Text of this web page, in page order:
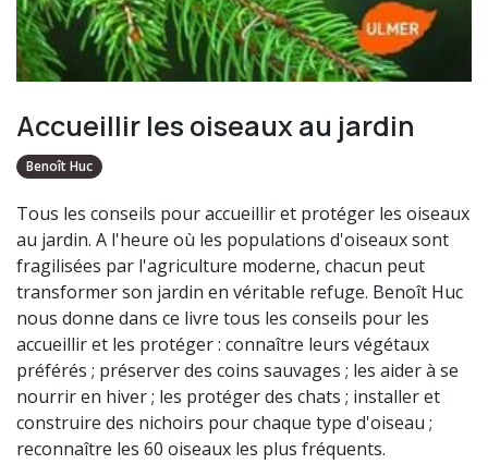
Accueillir les oiseaux au jardin
Benoît Huc
Tous les conseils pour accueillir et protéger les oiseaux
au jardin. A l'heure où les populations d'oiseaux sont
fragilisées par l'agriculture moderne, chacun peut
transformer son jardin en véritable refuge. Benoît Huc
nous donne dans ce livre tous les conseils pour les
accueillir et les protéger : connaître leurs végétaux
préférés ; préserver des coins sauvages ; les aider à se
nourrir en hiver ; les protéger des chats ; installer et
construire des nichoirs pour chaque type d'oiseau ;
reconnaître les 60 oiseaux les plus fréquents.